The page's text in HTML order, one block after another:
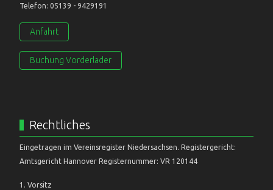
Telefon: 05139 - 9429191
Anfahrt
Buchung Vorderlader
Rechtliches
Eingetragen im Vereinsregister Niedersachsen. Registergericht:
Amtsgericht Hannover Registernummer: VR 120144
1. Vorsitz